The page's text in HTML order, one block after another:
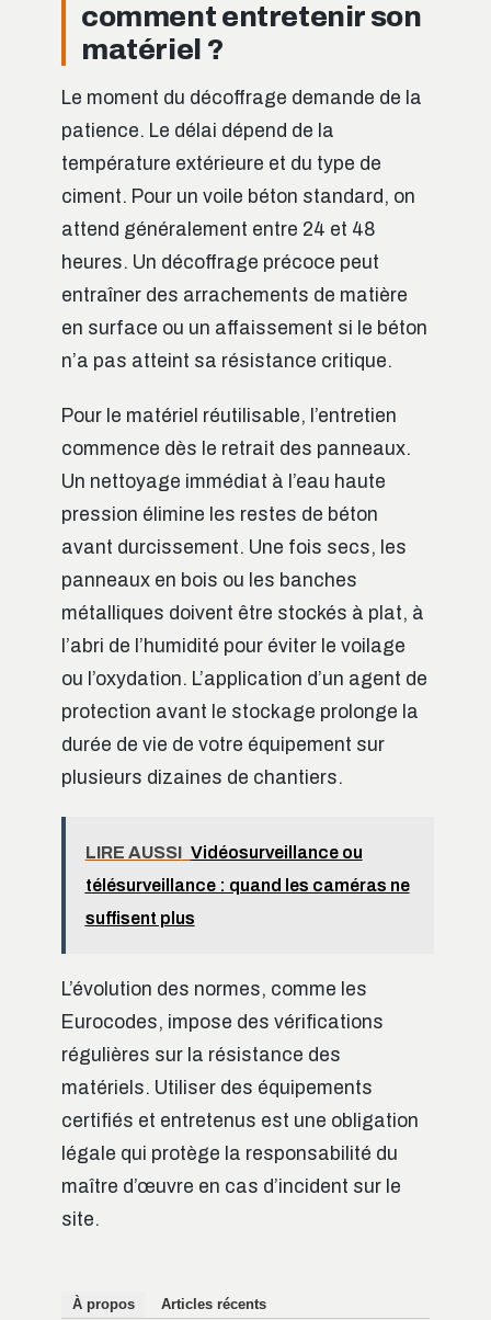
comment entretenir son
matériel ?
Le moment du décoffrage demande de la
patience. Le délai dépend de la
température extérieure et du type de
ciment. Pour un voile béton standard, on
attend généralement entre 24 et 48
heures. Un décoffrage précoce peut
entraîner des arrachements de matière
en surface ou un affaissement si le béton
n’a pas atteint sa résistance critique.
Pour le matériel réutilisable, l’entretien
commence dès le retrait des panneaux.
Un nettoyage immédiat à l’eau haute
pression élimine les restes de béton
avant durcissement. Une fois secs, les
panneaux en bois ou les banches
métalliques doivent être stockés à plat, à
l’abri de l’humidité pour éviter le voilage
ou l’oxydation. L’application d’un agent de
protection avant le stockage prolonge la
durée de vie de votre équipement sur
plusieurs dizaines de chantiers.
LIRE AUSSI Vidéosurveillance ou
télésurveillance : quand les caméras ne
suffisent plus
L’évolution des normes, comme les
Eurocodes, impose des vérifications
régulières sur la résistance des
matériels. Utiliser des équipements
certifiés et entretenus est une obligation
légale qui protège la responsabilité du
maître d’œuvre en cas d’incident sur le
site.
À propos Articles récents